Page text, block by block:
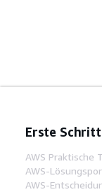
Erste
AWS Praktische
AWS-
AWS-